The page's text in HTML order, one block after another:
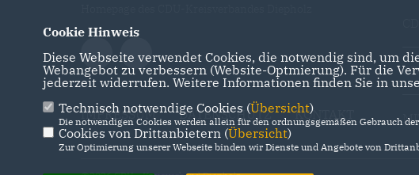
IMPRESSUM DATENSCHUTZ KONTAKT
Cookie Hinweis
Diese Webseite verwendet Cookies, die notwendig sind, um
Webangebot zu verbessern (Website-Optmierung). Für die
jederzeit widerrufen. Weitere Informationen finden Sie in
Technisch notwendige Cookies (Übersicht)
Die notwendigen Cookies werden allein für den ordnungsgemäßen Gebrauch
Cookies von Drittanbietern (Übersicht)
Zur Optimierung unserer Webseite binden wir Dienste und Angebote von